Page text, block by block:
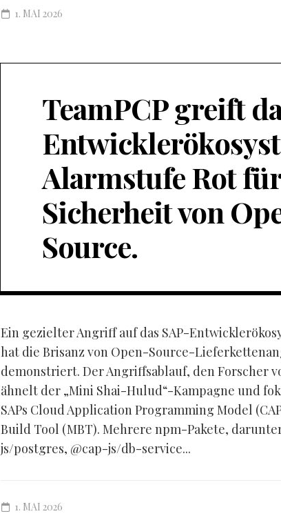
1. MAI 2026
TeamPCP greift
Alarmstufe Rot
Sicherheit von
Source.
Ein gezielter Angriff auf das SAP-
hat die Brisanz von Open-Source-
demonstriert. Der Angriffsablauf, den Forscher
ähnelt der „Mini Shai-Hulud“-Kampagne und
SAPs Cloud Application Programming Model
Build Tool (MBT). Mehrere npm-Pakete,
js/postgres, @cap-js/db-service...
1. MAI 2026